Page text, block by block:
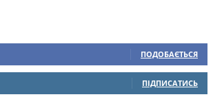
ПОДОБАЄТЬСЯ
ПІДПИСАТИСЬ